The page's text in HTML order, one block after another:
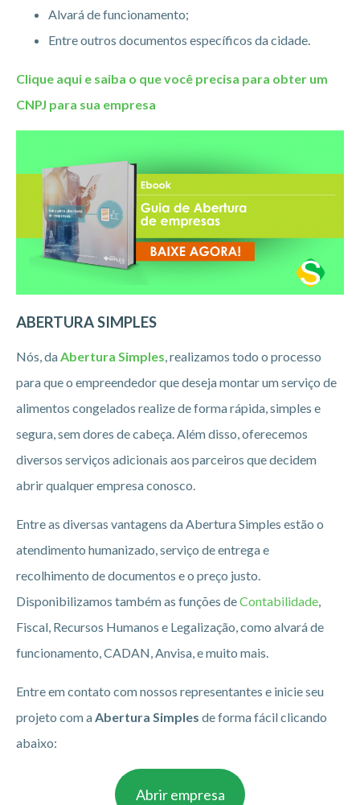
Alvará de funcionamento;
Entre outros documentos específicos da cidade.
Clique aqui e saiba o que você precisa para obter um
CNPJ para sua empresa
ABERTURA SIMPLES
Nós, daAbertura Simples, realizamos todo o processo
para que o empreendedor que deseja montar um serviço de
alimentos congelados realize de forma rápida, simples e
segura, sem dores de cabeça. Além disso, oferecemos
diversos serviços adicionais aos parceiros que decidem
abrir qualquer empresa conosco.
Entre as diversas vantagens da Abertura Simples estão o
atendimento humanizado, serviço de entrega e
recolhimento de documentos e o preço justo.
Disponibilizamos também as funções deContabilidade,
Fiscal, Recursos Humanos e Legalização, como alvará de
funcionamento, CADAN, Anvisa, e muito mais.
Entre em contato com nossos representantes e inicie seu
projeto com aAbertura Simples de forma fácil clicando
abaixo:
Abrir empresa